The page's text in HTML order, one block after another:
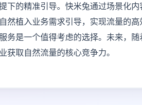
下的精准引导。快米兔通过场景化
然植入业务需求引导，实现流量的
务是一个值得考虑的选择。未来，
获取自然流量的核心竞争力。